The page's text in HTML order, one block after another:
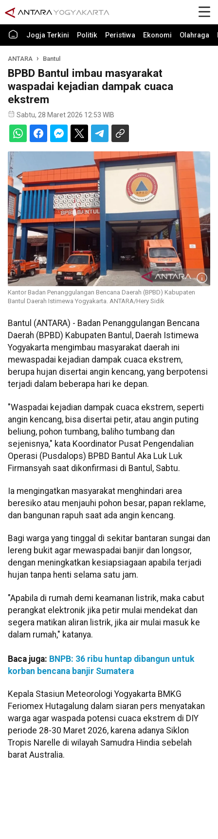
Jogja Terkini Politik Peristiwa Ekonomi Olahraga
ANTARA Bantul
BPBD Bantul imbau masyarakat
waspadai kejadian dampak cuaca
ekstrem
Sabtu, 28 Maret 2026 12:53 WIB
Kantor Badan Penanggulangan Bencana Daerah (BPBD) Kabupaten
Bantul Daerah Istimewa Yogyakarta. ANTARA/Hery Sidik
Bantul (ANTARA) - Badan Penanggulangan Bencana
Daerah (BPBD) Kabupaten Bantul, Daerah Istimewa
Yogyakarta mengimbau masyarakat daerah ini
mewaspadai kejadian dampak cuaca ekstrem,
berupa hujan disertai angin kencang, yang berpotensi
terjadi dalam beberapa hari ke depan.
"Waspadai kejadian dampak cuaca ekstrem, seperti
angin kencang, bisa disertai petir, atau angin puting
beliung, pohon tumbang, baliho tumbang dan
sejenisnya," kata Koordinator Pusat Pengendalian
Operasi (Pusdalops) BPBD Bantul Aka Luk Luk
Firmansyah saat dikonfirmasi di Bantul, Sabtu.
Ia mengingatkan masyarakat menghindari area
beresiko atau menjauhi pohon besar, papan reklame,
dan bangunan rapuh saat ada angin kencang.
Bagi warga yang tinggal di sekitar bantaran sungai dan
lereng bukit agar mewaspadai banjir dan longsor,
dengan meningkatkan kesiapsiagaan apabila terjadi
hujan tanpa henti selama satu jam.
"Apabila di rumah demi keamanan listrik, maka cabut
perangkat elektronik jika petir mulai mendekat dan
segera matikan aliran listrik, jika air mulai masuk ke
dalam rumah," katanya.
Baca juga: BNPB: 36 ribu huntap dibangun untuk
korban bencana banjir Sumatera
Kepala Stasiun Meteorologi Yogyakarta BMKG
Feriomex Hutagalung dalam siaran pers menyatakan
warga agar waspada potensi cuaca ekstrem di DIY
periode 28-30 Maret 2026, karena adanya Siklon
Tropis Narelle di wilayah Samudra Hindia sebelah
barat Australia.